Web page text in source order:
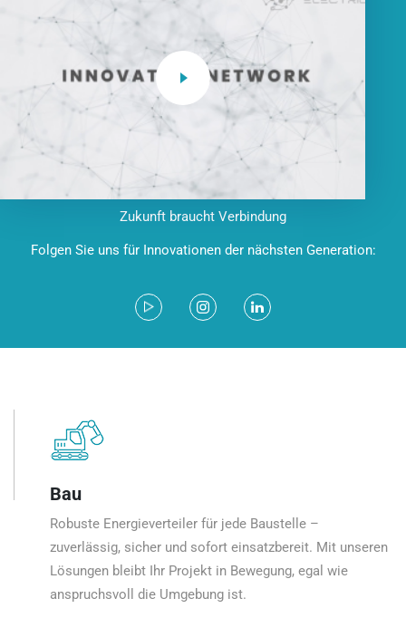
Zukunft braucht Verbindung
Folgen Sie uns für Innovationen der nächsten Generation:
Bau
Robuste Energieverteiler für jede Baustelle –
zuverlässig, sicher und sofort einsatzbereit. Mit unseren
Lösungen bleibt Ihr Projekt in Bewegung, egal wie
anspruchsvoll die Umgebung ist.